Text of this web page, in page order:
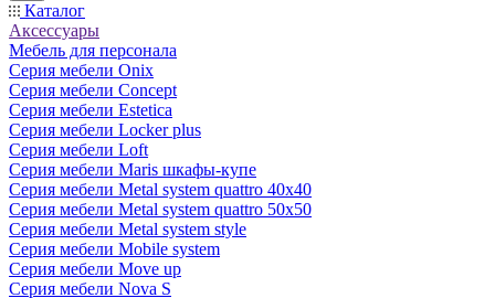
Каталог
Аксессуары
Мебель для персонала
Серия мебели Onix
Серия мебели Concept
Серия мебели Estetica
Серия мебели Locker plus
Серия мебели Loft
Серия мебели Maris шкафы-купе
Серия мебели Metal system quattro 40x40
Серия мебели Metal system quattro 50x50
Серия мебели Metal system style
Серия мебели Mobile system
Серия мебели Move up
Серия мебели Nova S